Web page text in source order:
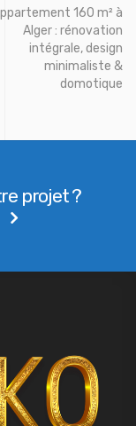
160 m² à
Alger : rénovation
intégrale, design
minimaliste &
domotique
projet ?